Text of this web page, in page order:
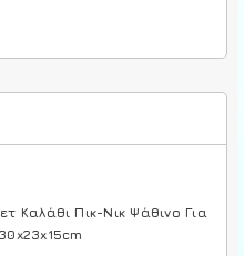
Καλάθι Πικ-Νικ Ψάθινο Για